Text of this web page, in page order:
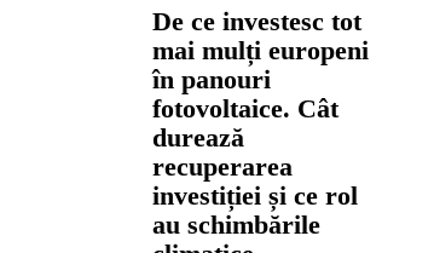
De ce investesc tot
mai mulți europeni
în panouri
fotovoltaice. Cât
durează
recuperarea
investiției și ce rol
au schimbările